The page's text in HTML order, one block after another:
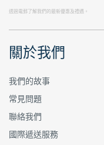
關於我們
我們的故事
常見問題
聯絡我們
國際遞送服務